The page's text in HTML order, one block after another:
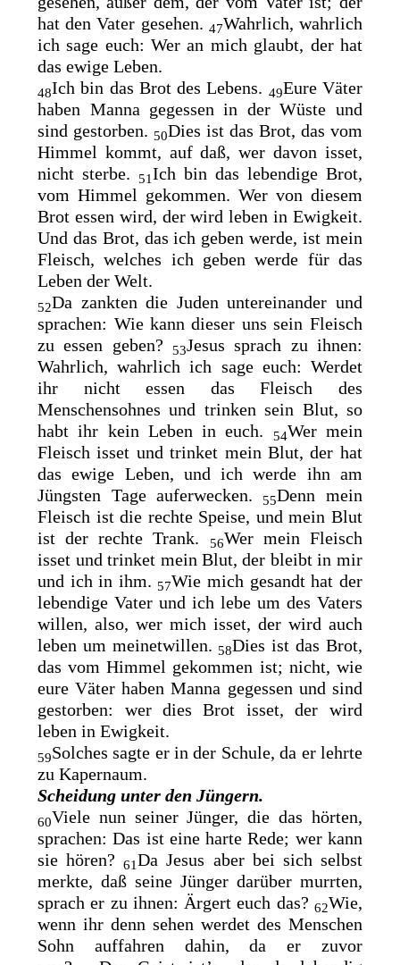
hat den Vater gesehen. 47Wahrlich, wahrlich
ich sage euch: Wer an mich glaubt, der hat
das ewige Leben.
48Ich bin das Brot des Lebens. 49Eure Väter
haben Manna gegessen in der Wüste und
sind gestorben. 50Dies ist das Brot, das vom
Himmel kommt, auf daß, wer davon isset,
nicht sterbe.
51Ich bin das lebendige Brot,
vom Himmel gekommen. Wer von diesem
Brot essen wird, der wird leben in Ewigkeit.
Und das Brot, das ich geben werde, ist mein
Fleisch, welches ich geben werde für das
Leben der Welt.
52Da zankten die Juden untereinander und
sprachen: Wie kann dieser uns sein Fleisch
zu essen geben?
53Jesus sprach zu ihnen:
Wahrlich, wahrlich ich sage euch: Werdet
ihr nicht essen das Fleisch des
Menschensohnes und trinken sein Blut, so
habt ihr kein Leben in euch.
54Wer mein
Fleisch isset und trinket mein Blut, der hat
das ewige Leben, und ich werde ihn am
Jüngsten Tage auferwecken.
55Denn mein
Fleisch ist die rechte Speise, und mein Blut
ist der rechte Trank.
56Wer mein Fleisch
isset und trinket mein Blut, der bleibt in mir
und ich in ihm. 57Wie mich gesandt hat der
lebendige Vater und ich lebe um des Vaters
willen, also, wer mich isset, der wird auch
leben um meinetwillen. 58Dies ist das Brot,
das vom Himmel gekommen ist; nicht, wie
eure Väter haben Manna gegessen und sind
gestorben: wer dies Brot isset, der wird
leben in Ewigkeit.
59Solches sagte er in der Schule, da er lehrte
zu Kapernaum.
Scheidung unter den Jüngern.
60Viele nun seiner Jünger, die das hörten,
sprachen: Das ist eine harte Rede; wer kann
sie hören?61Da Jesus aber bei sich selbst
merkte, daß seine Jünger darüber murrten,
sprach er zu ihnen: Ärgert euch das? 62Wie,
wenn ihr denn sehen werdet des Menschen
Sohn auffahren dahin, da er zuvor